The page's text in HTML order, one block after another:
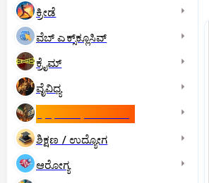
ಕ್ರೀಡೆ
ವೆಬ್ ಎಕ್ಸ್‌ಕ್ಲೂಸಿವ್
ಕ್ರೈಮ್
ವೈವಿಧ್ಯ
ಶಿಕ್ಷಣ / ಉದ್ಯೋಗ
ಆರೋಗ್ಯ